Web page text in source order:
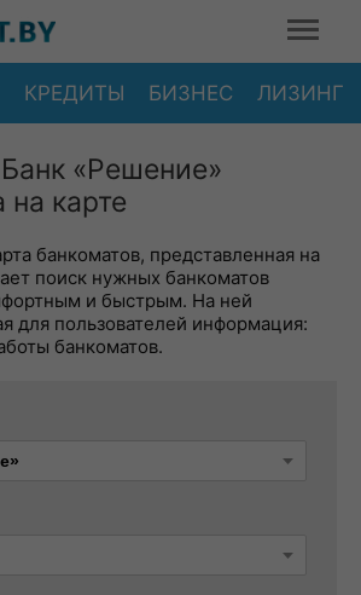
КРЕДИТЫ БИЗНЕС ЛИЗИНГ
«Решение»
на карте
банкоматов, представленная на
поиск нужных банкоматов
и быстрым. На ней
для пользователей информация:
банкоматов.